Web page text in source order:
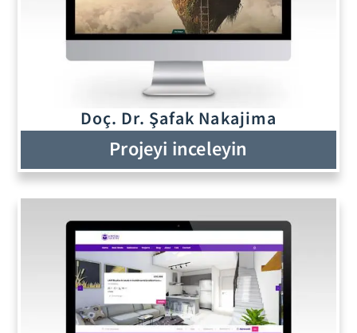
Doç. Dr. Şafak Nakajima
Projeyi inceleyin